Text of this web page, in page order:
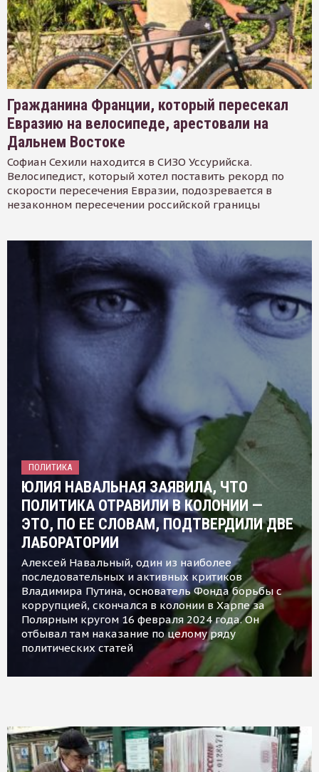
Гражданина Франции, который пересекал
Евразию на велосипеде, арестовали на
Дальнем Востоке
Софиан Сехили находится в СИЗО Уссурийска.
Велосипедист, который хотел поставить рекорд по
скорости пересечения Евразии, подозревается в
незаконном пересечении российской границы
ПОЛИТИКА
ЮЛИЯ НАВАЛЬНАЯ ЗАЯВИЛА, ЧТО
ПОЛИТИКА ОТРАВИЛИ В КОЛОНИИ —
ЭТО, ПО ЕЕ СЛОВАМ, ПОДТВЕРДИЛИ ДВЕ
ЛАБОРАТОРИИ
Алексей Навальный, один из наиболее
последовательных и активных критиков
Владимира Путина, основатель Фонда борьбы с
коррупцией, скончался в колонии в Харпе за
Полярным кругом 16 февраля 2024 года. Он
отбывал там наказание по целому ряду
политических статей